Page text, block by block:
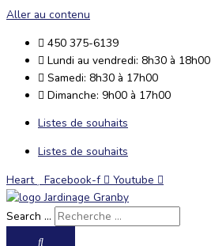
Aller au contenu
450 375-6139
Lundi au vendredi: 8h30 à 18h00
Samedi: 8h30 à 17h00
Dimanche: 9h00 à 17h00
Listes de souhaits
Listes de souhaits
Heart
Facebook-f Youtube
Search ...